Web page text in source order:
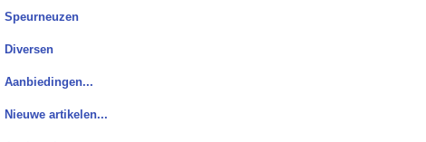
Speurneuzen
Diversen
Aanbiedingen...
Nieuwe artikelen...